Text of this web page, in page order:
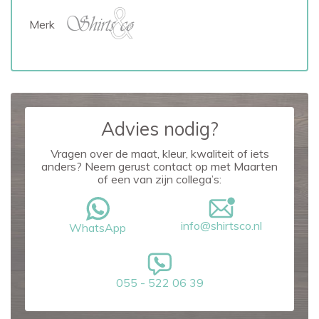
Merk
Advies nodig?
Vragen over de maat, kleur, kwaliteit of iets
anders? Neem gerust contact op met Maarten
of een van zijn collega’s:
WhatsApp info@shirtsco.nl
055 - 522 06 39